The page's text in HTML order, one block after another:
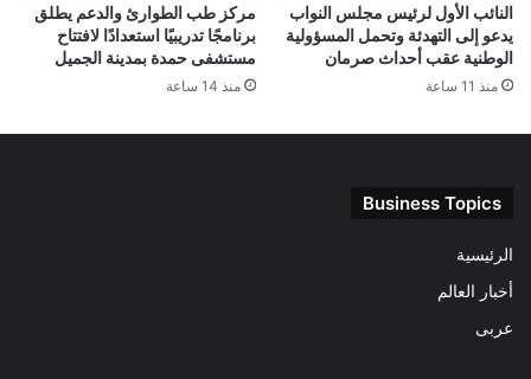
النائب الأول لرئيس مجلس النواب
يدعو إلى التهدئة وتحمل المسؤولية
الوطنية عقب أحداث صرمان
منذ 11 ساعة
مركز طب الطوارئ والدعم يطلق
برنامجًا تدريبيًا استعدادًا لافتتاح
مستشفى حمدة بمدينة الجميل
منذ 14 ساعة
Business Topics
الرئيسية
أخبار العالم
عربى